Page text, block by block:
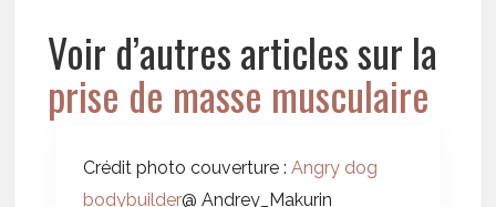
Voir d’autres articles sur la
prise de masse musculaire
Crédit photo couverture :Angry dog
bodybuilder@ Andrey_Makurin